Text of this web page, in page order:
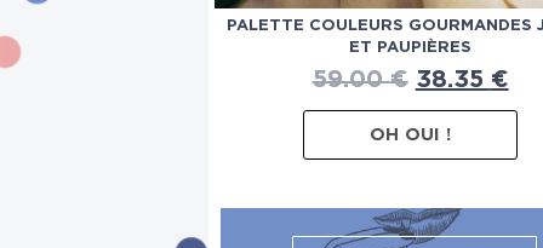
PALETTE COULEURS GOURMANDES
ET PAUPIÈRES
59.00€ 38.35 €
OH OUI !